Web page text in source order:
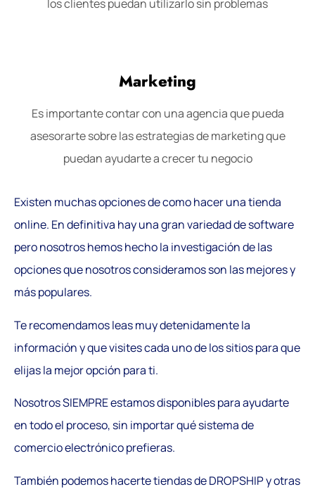
los clientes puedan utilizarlo sin problemas
Marketing
Es importante contar con una agencia que pueda
asesorarte sobre las estrategias de marketing que
puedan ayudarte a crecer tu negocio
Existen muchas opciones de como hacer una tienda
online. En definitiva hay una gran variedad de software
pero nosotros hemos hecho la investigación de las
opciones que nosotros consideramos son las mejores y
más populares.
Te recomendamos leas muy detenidamente la
información y que visites cada uno de los sitios para que
elijas la mejor opción para ti.
Nosotros SIEMPRE estamos disponibles para ayudarte
en todo el proceso, sin importar qué sistema de
comercio electrónico prefieras.
También podemos hacerte tiendas de DROPSHIP y otras